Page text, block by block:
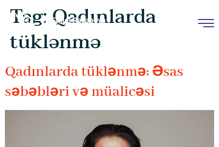
Tag:Qadınlarda
tüklənmə
Qadınlarda tüklənmə: Əsas
səbəbləri və müalicəsi